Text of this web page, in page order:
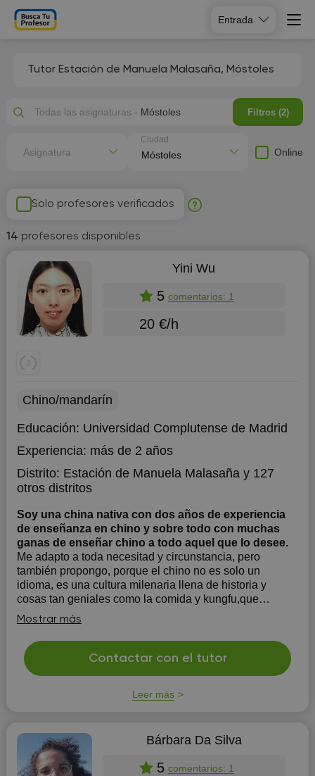
Entrada
Tutor Estación de Manuela Malasaña, Móstoles
Solo profesores verificados
14 profesores disponibles
Yini Wu
5 comentarios: 1
20 €/h
Chino/mandarín
Educación: Universidad Complutense de Madrid
Experiencia: más de 2 años
Distrito: Estación de Manuela Malasañay 127
otros distritos
Soy una china nativa con dos años de experiencia
de enseñanza en chino y sobre todo con muchas
ganas de enseñar chino a todo aquel que lo desee.
Me adapto a toda necesitad y circunstancia, pero
también propongo, porque el chino no es solo un
idioma, es una cultura milenaria llena de historia y
cosas tan geniales como la comida y kungfu,que
acompañarán a proceso de aprendizaje de un idioma
tan bonito como el mandarín.
Mostrar más
Contactar con el tutor
Leer más
Bárbara Da Silva
5 comentarios: 1
Todas las asignaturas - Móstoles Filtros (2)
Asignatura
Ciudad
Online